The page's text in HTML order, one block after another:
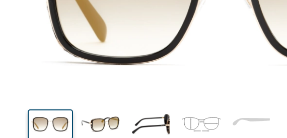
54 mm
Výška očnice Šírka očnice
mostíka